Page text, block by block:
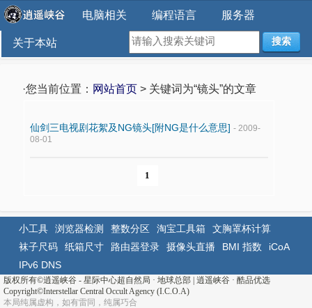
电脑相关 编程语言 服务器
关于本站 搜索
·您当前位置： 网站首页 > 关键词为“镜头”的文章
仙剑三电视剧花絮及NG镜头[附NG是什么意思] - 2009-
08-01
1
小工具 浏览器检测 整数分区 淘宝工具箱
文胸罩杯计算
袜子尺码
纸箱尺寸 路由器登录 摄像头直播 BMI 指数
iCoA
IPv6 DNS
版权所有©逍遥峡谷 - 星际中心超自然局 · 地球总部 逍遥峡谷 · 酷品优选
Copyright©Interstellar Central Occult Agency (I.C.O.A)
本局纯属虚构，如有雷同，纯属巧合